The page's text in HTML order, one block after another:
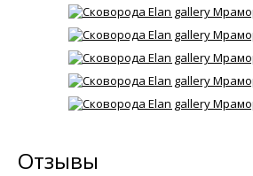
Отзывы